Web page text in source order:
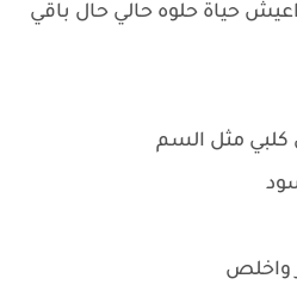
حياة حلوه حالي حال باقي
كلبي مثل السم
واخلص